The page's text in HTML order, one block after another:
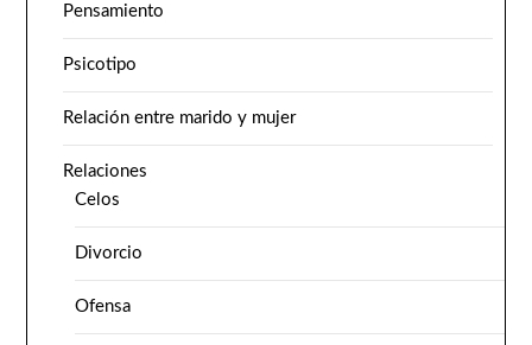
Pensamiento
Psicotipo
Relación entre marido y mujer
Relaciones
Celos
Divorcio
Ofensa